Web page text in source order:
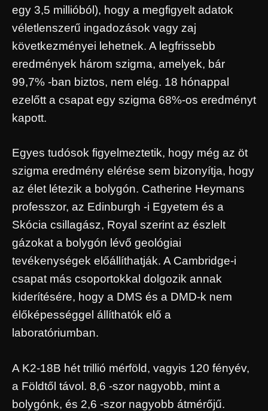
egy 3,5 millióból), hogy a megfigyelt adatok
véletlenszerű ingadozások vagy zaj
következményei lehetnek. A legfrissebb
eredmények három szigma, amelyek, bár
99,7% -ban biztos, nem elég. 18 hónappal
ezelőtt a csapat egy szigma 68%-os eredményt
kapott.
Egyes tudósok figyelmeztetik, hogy még az öt
szigma eredmény elérése sem bizonyítja, hogy
az élet létezik a bolygón. Catherine Heymans
professzor, az Edinburgh -i Egyetem és a
Skócia csillagász, Royal szerint az észlelt
gázokat a bolygón lévő geológiai
tevékenységek előállíthatják. A Cambridge-i
csapat más csoportokkal dolgozik annak
kiderítésére, hogy a DMS és a DMD-k nem
élőképességgel állíthatók elő a
laboratóriumban.
A K2-18B hét trillió mérföld, vagyis 120 fényév,
a Földtől távol. 8,6 -szor nagyobb, mint a
bolygónk, és 2,6 -szor nagyobb átmérőjű.